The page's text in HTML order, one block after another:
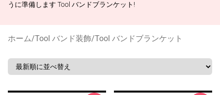
うに準備します Tool バンドブランケット!
ホーム/Tool バンド装飾/Tool バンドブランケット